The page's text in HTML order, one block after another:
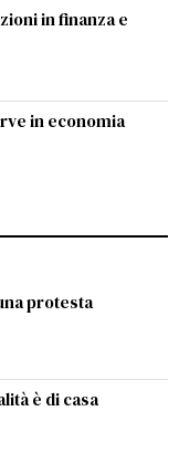
in finanza e
in economia
protesta
è di casa